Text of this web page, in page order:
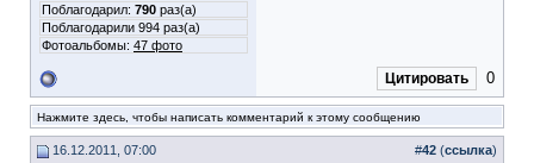
Поблагодарил: 790 раз(а)
Поблагодарили 994 раз(а)
Фотоальбомы: 47 фото
Цитировать 0
Нажмите здесь, чтобы написать комментарий к этому сообщению
16.12.2011, 07:00 #42 (ссылка)